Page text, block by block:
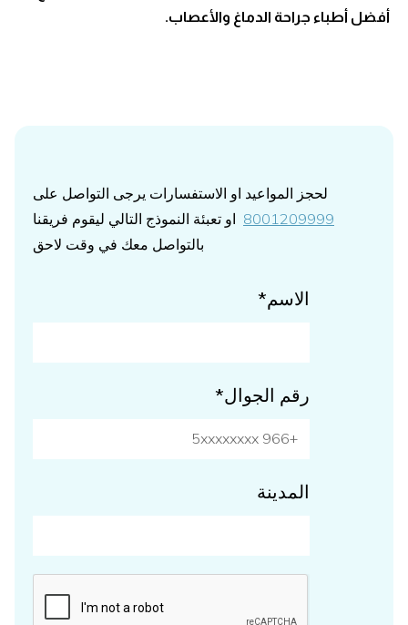
أفضل أطباء جراحة الدماغ والأعصاب.
لحجز المواعيد او الاستفسارات يرجى التواصل على
8001209999 او تعبئة النموذج التالي ليقوم فريقنا
بالتواصل معك في وقت لاحق
الاسم*
رقم الجوال*
المدينة